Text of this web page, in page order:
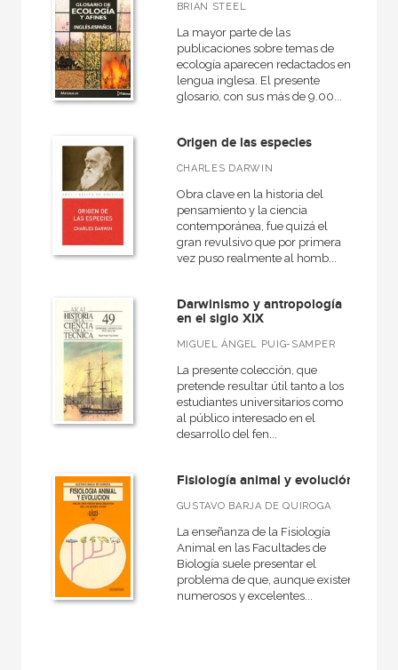
BRIAN STEEL
La mayor parte de las
publicaciones sobre temas de
ecología aparecen redactados en
lengua inglesa. El presente
glosario, con sus más de 9.00...
Origen de las especies
CHARLES DARWIN
Obra clave en la historia del
pensamiento y la ciencia
contemporánea, fue quizá el
gran revulsivo que por primera
vez puso realmente al homb...
Darwinismo y antropología
en el siglo XIX
MIGUEL ÁNGEL PUIG-SAMPER
La presente colección, que
pretende resultar útil tanto a los
estudiantes universitarios como
al público interesado en el
desarrollo del fen...
Fisiología animal y evolución
GUSTAVO BARJA DE QUIROGA
La enseñanza de la Fisiología
Animal en las Facultades de
Biología suele presentar el
problema de que, aunque existen
numerosos y excelentes...